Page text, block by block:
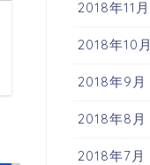
大晦日のボホール
2018年11月
2018年10月
2018年9月
2018年8月
2018年7月